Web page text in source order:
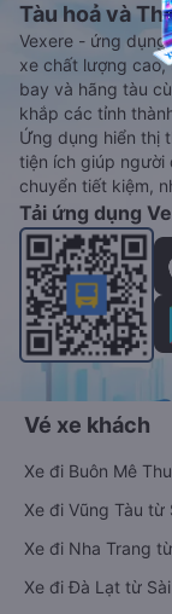
Tàu hoả và
Vexere - ứng
xe chất lượng
bay và hãng tàu
khắp các tỉnh
Ứng dụng hiển thị
tiện ích giúp người
chuyển tiết kiệm,
Tải ứng dụng
Vé xe khách
Xe đi Buôn Mê
Xe đi Vũng Tàu từ
Xe đi Nha Trang
Xe đi Đà Lạt từ Sài